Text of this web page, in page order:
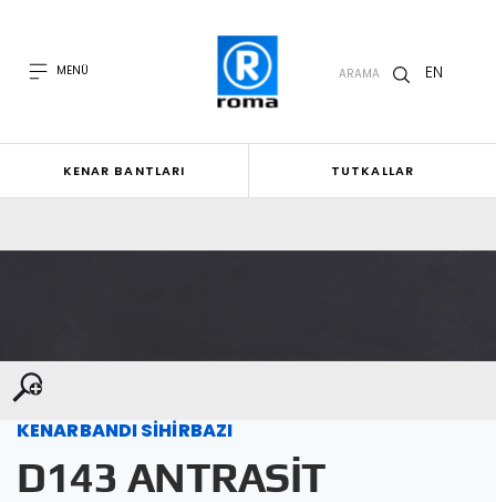
MENÜ ARAMA EN
KENAR BANTLARI TUTKALLAR
KENARBANDI SİHİRBAZI
D143 ANTRASİT